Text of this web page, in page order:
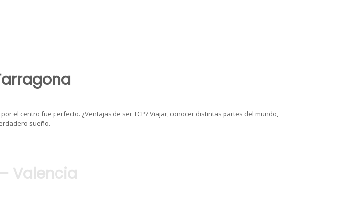
el centro fue perfecto. ¿Ventajas de ser TCP? Viajar, conocer distintas partes del mundo,
sueño.
Valencia